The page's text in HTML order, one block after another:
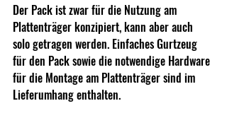
Der Pack ist zwar für die Nutzung am
Plattenträger konzipiert, kann aber auch
solo getragen werden. Einfaches Gurtzeug
für den Pack sowie die notwendige Hardware
für die Montage am Plattenträger sind im
Lieferumhang enthalten.